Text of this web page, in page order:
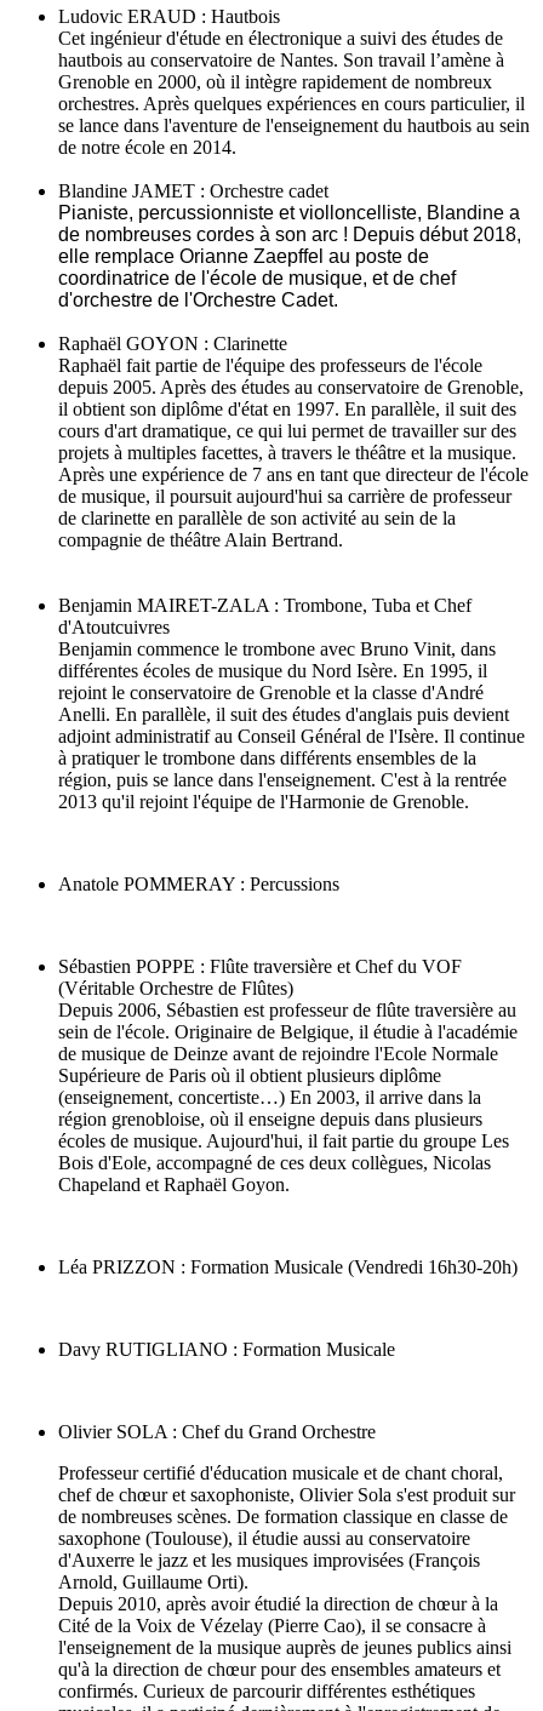
Ludovic ERAUD : Hautbois
Cet ingénieur d'étude en électronique a suivi des études de
hautbois au conservatoire de Nantes. Son travail l’amène à
Grenoble en 2000, où il intègre rapidement de nombreux
orchestres. Après quelques expériences en cours particulier, il
se lance dans l'aventure de l'enseignement du hautbois au sein
de notre école en 2014.
Blandine JAMET : Orchestre cadet
Pianiste, percussionniste et violloncelliste, Blandine a
de nombreuses cordes à son arc ! Depuis début 2018,
elle remplace Orianne Zaepffel au poste de
coordinatrice de l'école de musique, et de chef
d'orchestre de l'Orchestre Cadet.
Raphaël GOYON : Clarinette
Raphaël fait partie de l'équipe des professeurs de l'école
depuis 2005. Après des études au conservatoire de Grenoble,
il obtient son diplôme d'état en 1997. En parallèle, il suit des
cours d'art dramatique, ce qui lui permet de travailler sur des
projets à multiples facettes, à travers le théâtre et la musique.
Après une expérience de 7 ans en tant que directeur de l'école
de musique, il poursuit aujourd'hui sa carrière de professeur
de clarinette en parallèle de son activité au sein de la
compagnie de théâtre Alain Bertrand.
Benjamin MAIRET-ZALA : Trombone, Tuba et Chef
d'Atoutcuivres
Benjamin commence le trombone avec Bruno Vinit, dans
différentes écoles de musique du Nord Isère. En 1995, il
rejoint le conservatoire de Grenoble et la classe d'André
Anelli. En parallèle, il suit des études d'anglais puis devient
adjoint administratif au Conseil Général de l'Isère. Il continue
à pratiquer le trombone dans différents ensembles de la
région, puis se lance dans l'enseignement. C'est à la rentrée
2013 qu'il rejoint l'équipe de l'Harmonie de Grenoble.
Anatole POMMERAY : Percussions
Sébastien POPPE : Flûte traversière et Chef du VOF
(Véritable Orchestre de Flûtes)
Depuis 2006, Sébastien est professeur de flûte traversière au
sein de l'école. Originaire de Belgique, il étudie à l'académie
de musique de Deinze avant de rejoindre l'Ecole Normale
Supérieure de Paris où il obtient plusieurs diplôme
(enseignement, concertiste…) En 2003, il arrive dans la
région grenobloise, où il enseigne depuis dans plusieurs
écoles de musique. Aujourd'hui, il fait partie du groupe Les
Bois d'Eole, accompagné de ces deux collègues, Nicolas
Chapeland et Raphaël Goyon.
Léa PRIZZON : Formation Musicale (Vendredi 16h30-20h)
Davy RUTIGLIANO : Formation Musicale
Olivier SOLA : Chef du Grand Orchestre
Professeur certifié d'éducation musicale et de chant choral,
chef de chœur et saxophoniste, Olivier Sola s'est produit sur
de nombreuses scènes. De formation classique en classe de
saxophone (Toulouse), il étudie aussi au conservatoire
d'Auxerre le jazz et les musiques improvisées (François
Arnold, Guillaume Orti).
Depuis 2010, après avoir étudié la direction de chœur à la
Cité de la Voix de Vézelay (Pierre Cao), il se consacre à
l'enseignement de la musique auprès de jeunes publics ainsi
qu'à la direction de chœur pour des ensembles amateurs et
confirmés. Curieux de parcourir différentes esthétiques